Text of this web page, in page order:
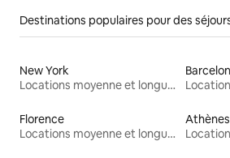
Destinations populaires pour des
New York
Locations moyenne et longue durée
Florence
Locations moyenne et longue durée
Athènes